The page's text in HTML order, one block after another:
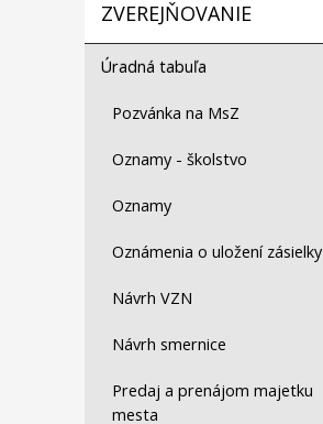
ZVEREJŇOVANIE
Úradná tabuľa
Pozvánka na MsZ
Oznamy - školstvo
Oznamy
Oznámenia o uložení zásielky
Návrh VZN
Návrh smernice
Predaj a prenájom majetku
mesta